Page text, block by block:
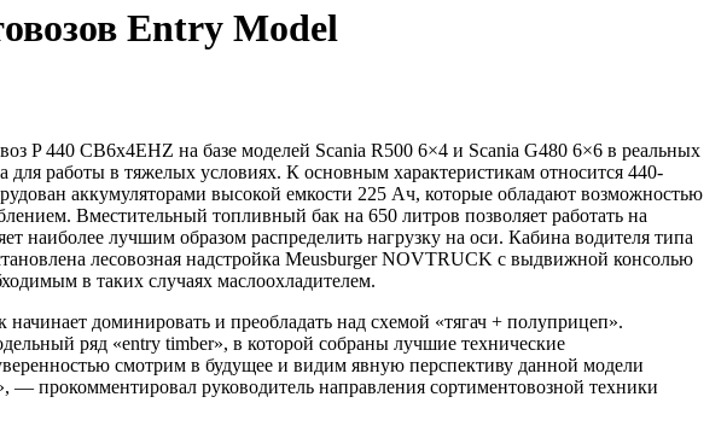
Entry Model
P 440 CB6x4EHZ на базе моделей Scania R500 6×4 и Scania G480 6×6 в реальных
работы в тяжелых условиях. К основным характеристикам относится 440-
аккумуляторами высокой емкости 225 Ач, которые обладают возможностью
Вместительный топливный бак на 650 литров позволяет работать на
наиболее лучшим образом распределить нагрузку на оси. Кабина водителя типа
лесовозная надстройка Meusburger NOVTRUCK с выдвижной консолью
в таких случаях маслоохладителем.
доминировать и преобладать над схемой «тягач + полуприцеп».
ряд «entry timber», в которой собраны лучшие технические
смотрим в будущее и видим явную перспективу данной модели
прокомментировал руководитель направления сортиментовозной техники